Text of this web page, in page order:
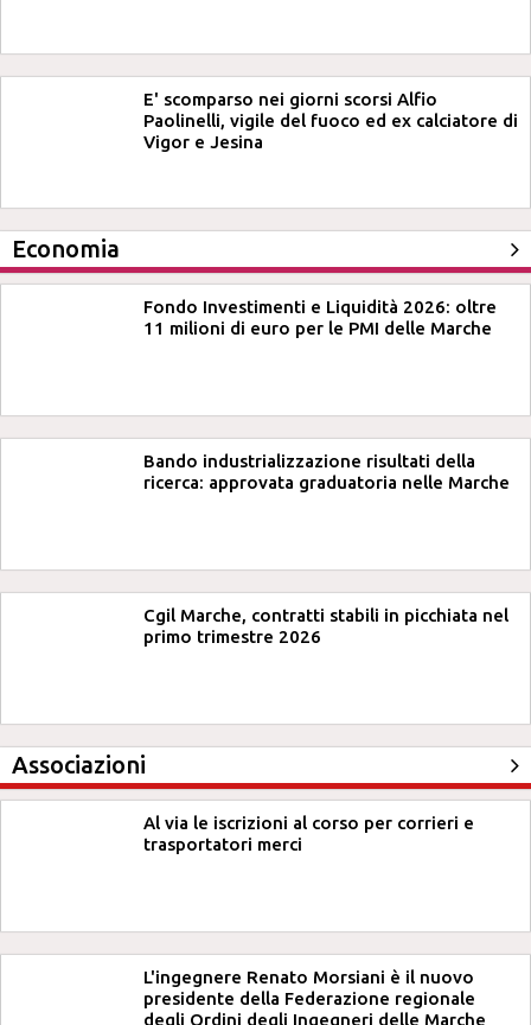
E' scomparso nei giorni scorsi Alfio
Paolinelli, vigile del fuoco ed ex calciatore di
Vigor e Jesina
Economia
Fondo Investimenti e Liquidità 2026: oltre
11 milioni di euro per le PMI delle Marche
Bando industrializzazione risultati della
ricerca: approvata graduatoria nelle Marche
Cgil Marche, contratti stabili in picchiata nel
primo trimestre 2026
Associazioni
Al via le iscrizioni al corso per corrieri e
trasportatori merci
L'ingegnere Renato Morsiani è il nuovo
presidente della Federazione regionale
degli Ordini degli Ingegneri delle Marche